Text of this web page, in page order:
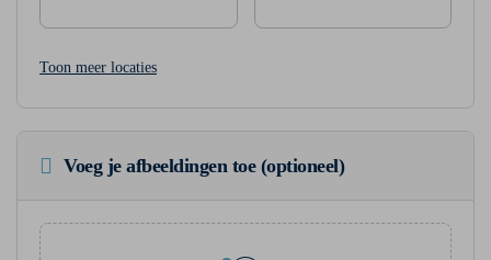
Toon meer locaties
Voeg je afbeeldingen toe (optioneel)